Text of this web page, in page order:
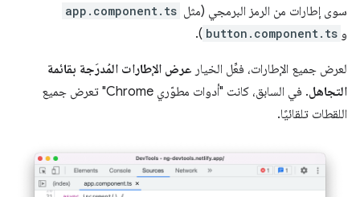
سوى إطارات من الرمز البرمجي (مثل app.component.ts
و button.component.ts
).
لعرض جميع الإطارات، فعِّل الخيار عرض الإطارات المُدرَجة بقائمة
التجاهل
. في السابق، كانت "أدوات مطوّري Chrome" تعرض جميع
اللقطات تلقائيًا.